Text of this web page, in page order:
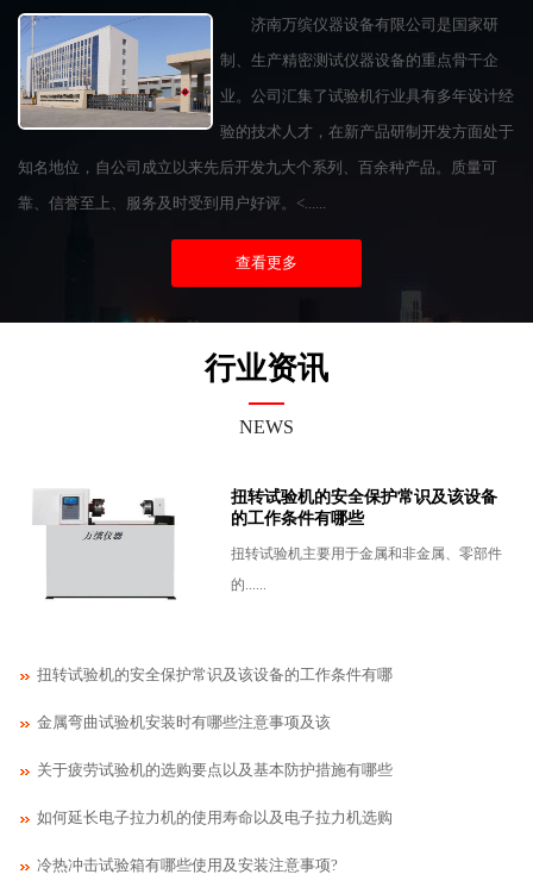
济南万缤仪器设备有限公司是国家研
制、生产精密测试仪器设备的重点骨干企
业。公司汇集了试验机行业具有多年设计经
验的技术人才，在新产品研制开发方面处于
知名地位，自公司成立以来先后开发九大个系列、百余种产品。质量可
靠、信誉至上、服务及时受到用户好评。<......
查看更多
行业资讯
NEWS
扭转试验机的安全保护常识及该设备
的工作条件有哪些
扭转试验机主要用于金属和非金属、零部件
的......
扭转试验机的安全保护常识及该设备的工作条件有哪
金属弯曲试验机安装​时有哪些注意事项及该
关于疲劳试验机的选购要点以及基本防护措施有哪些
如何延长电子拉力机的使用寿命以及电子拉力机选购
冷热冲击试验箱有哪些使用及安装注意事项?